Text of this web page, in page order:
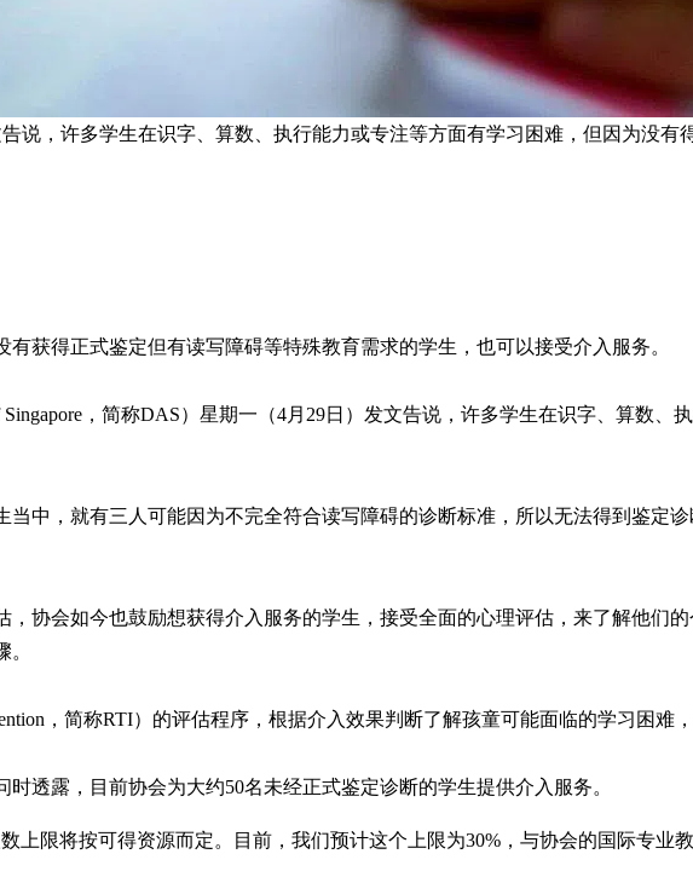
说，许多学生在识字、算数、执行能力或专注等方面有学习困难，但因为没
获得正式鉴定但有读写障碍等特殊教育需求的学生，也可以接受介入服务。
Singapore，简称DAS）星期一（4月29日）发文告说，许多学生在识字、算数
当中，就有三人可能因为不完全符合读写障碍的诊断标准，所以无法得到鉴定
协会如今也鼓励想获得介入服务的学生，接受全面的心理评估，来了解他们
，简称RTI）的评估程序，根据介入效果判断了解孩童可能面临的学习困难
透露，目前协会为大约50名未经正式鉴定诊断的学生提供介入服务。
上限将按可得资源而定。目前，我们预计这个上限为30%，与协会的国际专业教